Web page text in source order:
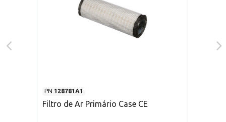
PN 128781A1
Filtro de Ar Primário Case CE